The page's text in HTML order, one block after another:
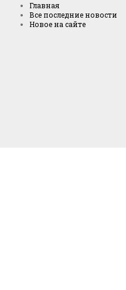
Главная
Все последние новости
Новое на сайте